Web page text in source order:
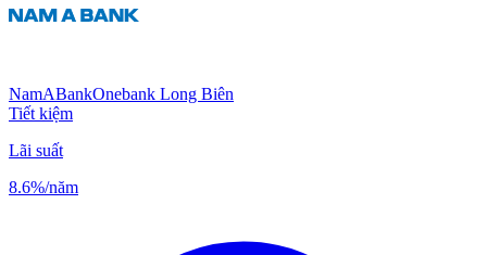
NamABankOnebank Long Biên
Tiết kiệm
Lãi suất
8.6%/năm